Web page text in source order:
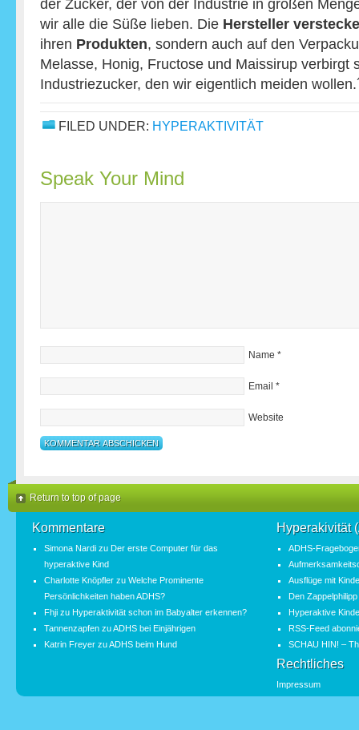
der Zucker, der von der Industrie in großen
wir alle die Süße lieben. Die Hersteller
ihren Produkten, sondern auch auf den
Melasse, Honig, Fructose und Maissirup verbirgt
Industriezucker, den wir eigentlich meiden
FILED UNDER: HYPERAKTIVITÄT
Speak Your Mind
Name *
Email *
Website
Return to top of page
Kommentare
Simona Nardi zu Der erste Computer für das
hyperaktive Kind
Charlotte Knöpfler zu Welche Prominente
Persönlichkeiten haben ADHS?
Fhji zu Hyperaktivität schon im Babyalter erkennen?
Tannenzapfen zuADHS bei Einjährigen
Katrin Freyer zuADHS beim Hund
Hyperakivität
ADHS-
Ausflüge mit
Den
Hyperaktive
RSS-Feed
SCHAU HIN! –
Rechtliches
Impressum